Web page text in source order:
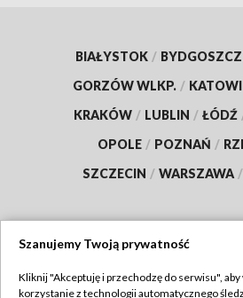
BIAŁYSTOK / BYDGOSZCZ
GORZÓW WLKP. /
KRAKÓW / LUBLIN / ŁÓDŹ
OPOLE / POZNAŃ /
SZCZECIN / WARSZAWA /
Szanujemy Twoją prywatność
Kliknij "Akceptuję i przechodzę do serwisu", aby
korzystanie z technologii automatycznego